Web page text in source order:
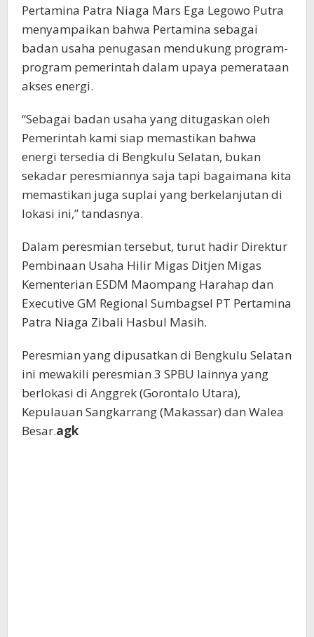
Pertamina Patra Niaga Mars Ega Legowo Putra
menyampaikan bahwa Pertamina sebagai
badan usaha penugasan mendukung program-
program pemerintah dalam upaya pemerataan
akses energi.
“Sebagai badan usaha yang ditugaskan oleh
Pemerintah kami siap memastikan bahwa
energi tersedia di Bengkulu Selatan, bukan
sekadar peresmiannya saja tapi bagaimana kita
memastikan juga suplai yang berkelanjutan di
lokasi ini,” tandasnya.
Dalam peresmian tersebut, turut hadir Direktur
Pembinaan Usaha Hilir Migas Ditjen Migas
Kementerian ESDM Maompang Harahap dan
Executive GM Regional Sumbagsel PT Pertamina
Patra Niaga Zibali Hasbul Masih.
Peresmian yang dipusatkan di Bengkulu Selatan
ini mewakili peresmian 3 SPBU lainnya yang
berlokasi di Anggrek (Gorontalo Utara),
Kepulauan Sangkarrang (Makassar) dan Walea
Besar.agk